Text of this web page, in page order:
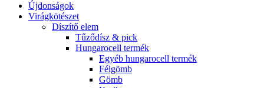
Újdonságok
Virágkötészet
Díszítő elem
Tűződísz & pick
Hungarocell termék
Egyéb hungarocell termék
Félgömb
Gömb